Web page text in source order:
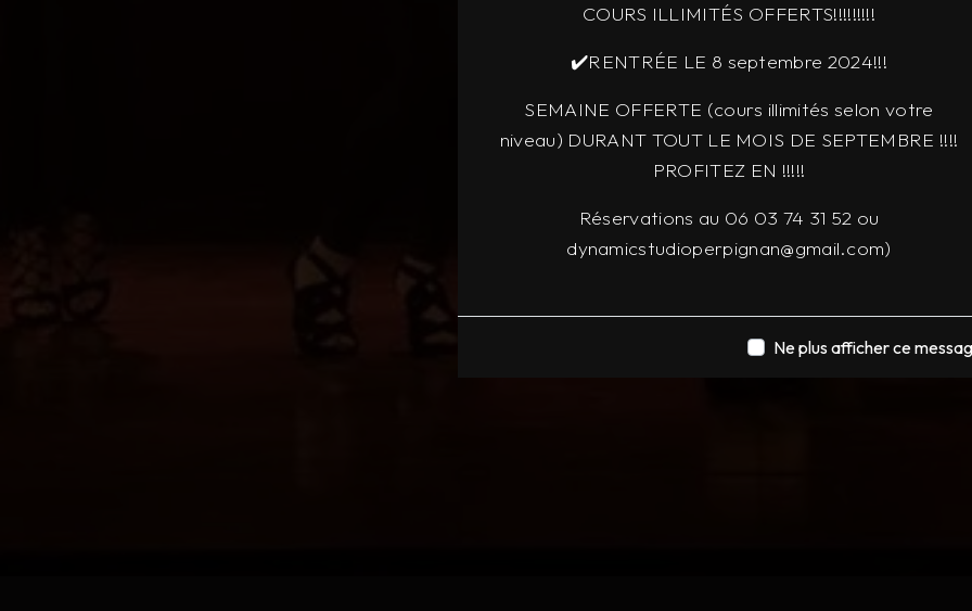
COURS ILLIMITÉS OFFERTS!!!!!!!!!
✔️RENTRÉE LE 8 septembre 2024!!!
SEMAINE OFFERTE (cours illimités selon votre
niveau) DURANT TOUT LE MOIS DE SEPTEMBRE !!!!
PROFITEZ EN !!!!!
Réservations au 06 03 74 31 52 ou
dynamicstudioperpignan@gmail.com)
Ne plus afficher ce